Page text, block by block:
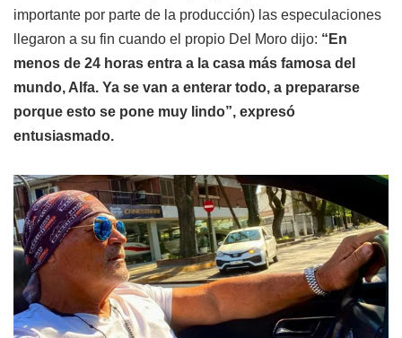
importante por parte de la producción) las especulaciones
llegaron a su fin cuando el propio Del Moro dijo: “En
menos de 24 horas entra a la casa más famosa del
mundo, Alfa. Ya se van a enterar todo, a prepararse
porque esto se pone muy lindo”, expresó
entusiasmado.